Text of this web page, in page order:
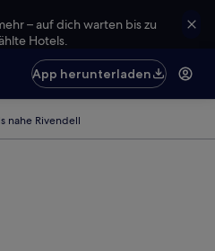
– auf dich warten bis zu
Hotels.
App herunterladen
nahe Rivendell